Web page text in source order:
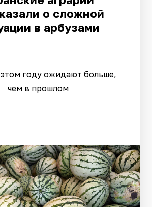
о сложной
в арбузами
году ожидают больше,
чем в прошлом